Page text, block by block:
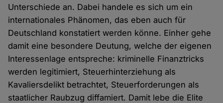
Unterschiede an. Dabei handele es sich um ein
internationales Phänomen, das eben auch für
Deutschland konstatiert werden könne. Einher gehe
damit eine besondere Deutung, welche der eigenen
Interessenlage entspreche: kriminelle Finanztricks
werden legitimiert, Steuerhinterziehung als
Kavaliersdelikt betrachtet, Steuerforderungen als
staatlicher Raubzug diffamiert. Damit lebe die Elite